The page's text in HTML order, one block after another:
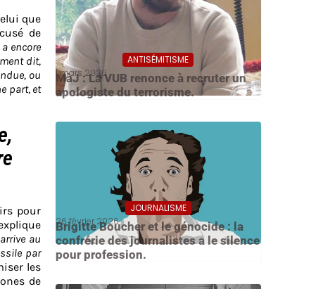
que
de
encore
dit,
ou
part, et
pour
au
par
les
de
ANTISÉMITISME
1 mars 2026
MàJ : La VUB renonce à recruter un
apologiste du terrorisme.
JOURNALISME
26 février 2026
Brigitte Boucher et le génocide : la
confrérie des journalistes a le silence
pour profession.